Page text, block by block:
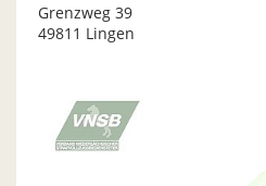
Grenzweg 39
49811 Lingen